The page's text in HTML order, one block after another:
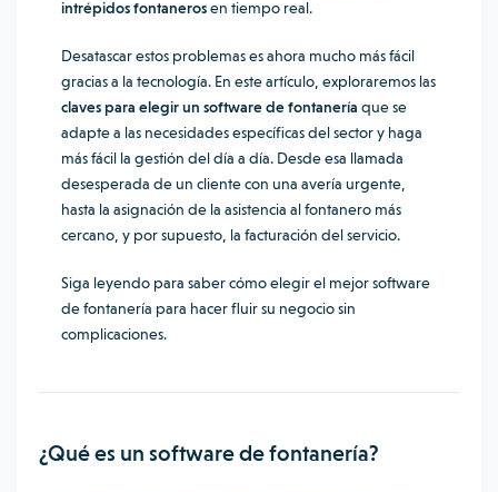
intrépidos fontanerosen tiempo real.
Desatascar estos problemas es ahora mucho más fácil
gracias a la tecnología. En este artículo, exploraremos las
claves para elegir un software de fontanería que se
adapte a las necesidades específicas del sector y haga
más fácil la gestión del día a día. Desde esa llamada
desesperada de un cliente con una avería urgente,
hasta la asignación de la asistencia al fontanero más
cercano, y por supuesto, la facturación del servicio.
Siga leyendo para saber cómo elegir el mejor software
de fontanería para hacer fluir su negocio sin
complicaciones.
¿Qué es un software de fontanería?